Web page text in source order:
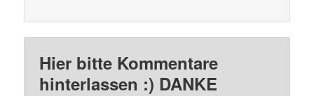
Hier bitte Kommentare
hinterlassen :) DANKE